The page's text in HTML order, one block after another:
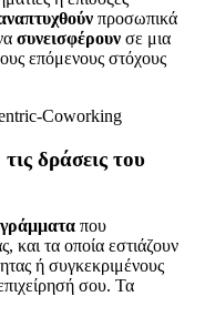
προσωπικά
συνεισφέρουν σε μια
επόμενους στόχους
δράσεις του
που
και τα οποία εστιάζουν
ή συγκεκριμένους
σου. Τα